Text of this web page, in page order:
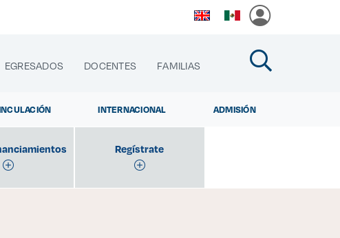
EGRESADOS DOCENTES FAMILIAS
INTERNACIONAL ADMISIÓN
Regístrate